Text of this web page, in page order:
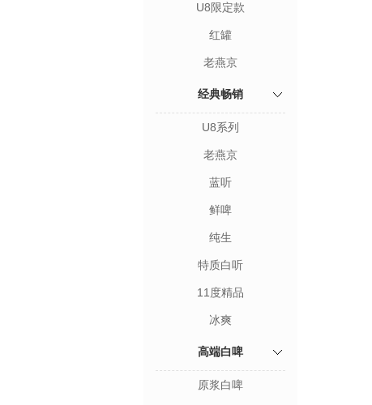
U8限定款
红罐
老燕京
经典畅销
U8系列
老燕京
蓝听
鲜啤
纯生
特质白听
11度精品
冰爽
高端白啤
原浆白啤